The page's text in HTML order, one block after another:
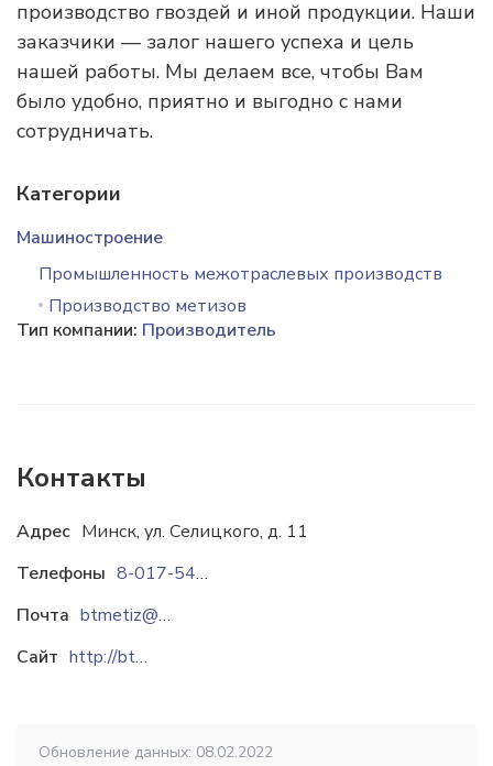
производство гвоздей и иной продукции. Наши
заказчики — залог нашего успеха и цель
нашей работы. Мы делаем все, чтобы Вам
было удобно, приятно и выгодно с нами
сотрудничать.
Категории
Машиностроение
Промышленность межотраслевых производств
Производство метизов
Тип компании: Производитель
Контакты
Адрес Минск, ул. Селицкого, д. 11
Телефоны
8-017-541-94-94
Почта
btmetiz@mail.ru
Сайт
http://btmetiz.by
Обновление данных: 08.02.2022